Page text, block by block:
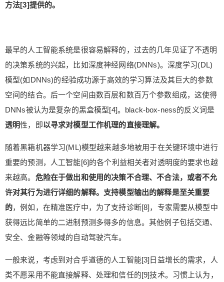
方法[3]提供的。
最早的人工智能系统是很容易解释的，过去的几年见证了不透明
的决策系统的兴起，比如深度神经网络(DNNs)。深度学习(DL)
模型(如DNNs)的经验成功源于高效的学习算法及其巨大的参数
空间的结合。后一个空间由数百层和数百万个参数组成，这使得
DNNs被认为是复杂的黑盒模型[4]。black-box-ness的反义词是
透明性，即以寻求对模型工作机理的直接理解。
随着黑箱机器学习(ML)模型越来越多地被用于在关键环境中进行
重要的预测，人工智能[6]的各个利益相关者对透明度的要求也越
来越高。 危险在于做出和使用的决策不合理、不合法，或者不允
许对其行为进行详细的解释。 支持模型输出的解释是至关重要
的，例如，在精准医疗中，为了支持诊断[8]，专家需要从模型中
获得远比简单的二进制预测多得多的信息。其他例子包括交通、
安全、金融等领域的自动驾驶汽车。
一般来说，考虑到对合乎道德的人工智能[3]日益增长的需求，人
类不愿采用不能直接解释、处理和信任的[9]技术。习惯上认为，